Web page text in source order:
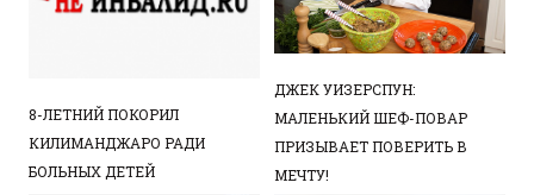
8-ЛЕТНИЙ ПОКОРИЛ
КИЛИМАНДЖАРО РАДИ
БОЛЬНЫХ ДЕТЕЙ
ДЖЕК УИЗЕРСПУН:
МАЛЕНЬКИЙ ШЕФ-ПОВАР
ПРИЗЫВАЕТ ПОВЕРИТЬ В
МЕЧТУ!